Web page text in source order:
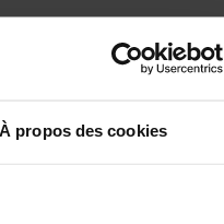
À propos des cookies
de pierre et les
des réactions
ventilez sans filtrer l'air,
vos espaces de vie.
dans l'air intérieur
l'unité silencieuse et